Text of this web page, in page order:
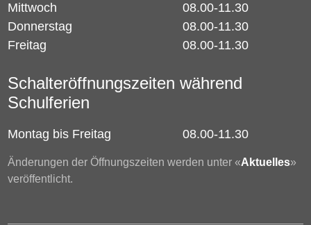
Mittwoch
08.00-11.30
Donnerstag
08.00-11.30
Freitag
08.00-11.30
Schalteröffnungszeiten während
Schulferien
Montag bis Freitag 08.00-11.30
Änderungen der Öffnungszeiten werden unter «Aktuelles»
veröffentlicht.